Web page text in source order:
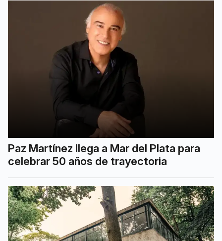
Paz Martínez llega a Mar del Plata para
celebrar 50 años de trayectoria